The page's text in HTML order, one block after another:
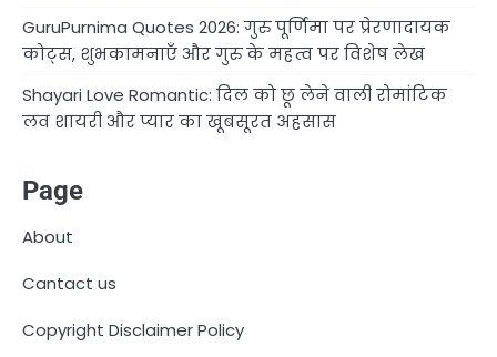
GuruPurnima Quotes 2026: गुरु पूर्णिमा पर प्रेरणादायक
कोट्स, शुभकामनाएँ और गुरु के महत्व पर विशेष लेख
Shayari Love Romantic: दिल को छू लेने वाली रोमांटिक
लव शायरी और प्यार का खूबसूरत अहसास
Page
About
Cantact us
Copyright Disclaimer Policy